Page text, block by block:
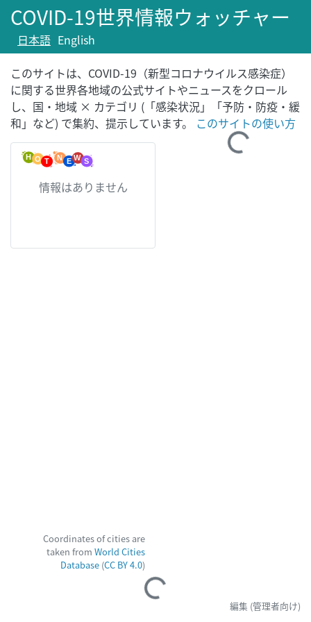
COVID-19世界情報ウォッチャー
日本語 English
このサイトは、COVID-19（新型コロナウイルス感染症）
に関する世界各地域の公式サイトやニュースをクロール
し、国・地域 × カテゴリ (「感染状況」「予防・防疫・緩
和」など) で集約、提示しています。
このサイトの使い方
情報はありません
Coordinates of cities are
taken from World Cities
Database (CC BY 4.0)
Loading...
Loading... 編集 (管理者向け)